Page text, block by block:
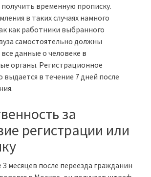
временную прописку.
в таких случаях намного
как работники выбранного
самостоятельно должны
данные о человеке в
органы. Регистрационное
выдается в течение 7 дней после
за
регистрации или
3 месяцев после переезда гражданин